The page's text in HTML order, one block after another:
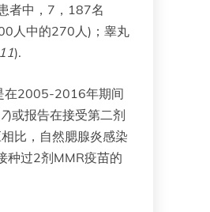
者中，7，187名
人中的270人)；睾丸
11).
在2005-2016年期间
)或报告在接受第二剂
比，自然腮腺炎感染
种过2剂MMR疫苗的